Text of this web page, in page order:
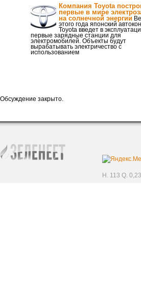
Компания Toyota
первые в мире
на солнечной энергии
этого года японский
Toyota введет в
первые зарядные станции для
электромобилей. Объекты будут
вырабатывать электричество с
использованием
Обсуждение закрыто.
H. 113 Q.